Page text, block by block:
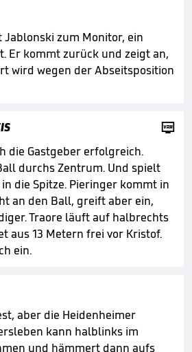
zum Monitor, ein
Er kommt zurück und zeigt an,
wird wegen der Abseitsposition

die Gastgeber erfolgreich.
durchs Zentrum. Und spielt
die Spitze. Pieringer kommt in
an den Ball, greift aber ein,
Traore läuft auf halbrechts
aus 13 Metern frei vor Kristof.
ein.
aber die Heidenheimer
kann halblinks im
und hämmert dann aufs